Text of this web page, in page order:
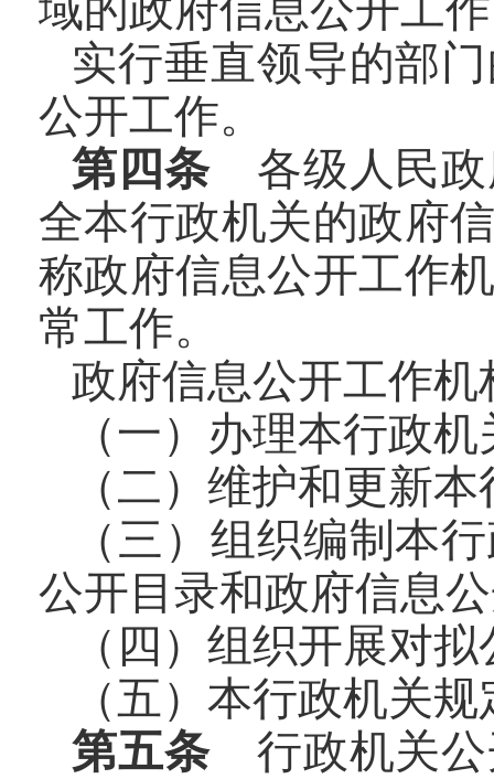
域的政府信息公开工
实行垂直领导的部
公开工作。
第四条各级人民政
全本行政机关的政府
称政府信息公开工作
常工作。
政府信息公开工作
（一）办理本行政
（二）维护和更新
（三）组织编制本
公开目录和政府信息
（四）组织开展对
（五）本行政机关
第五条行政机关公